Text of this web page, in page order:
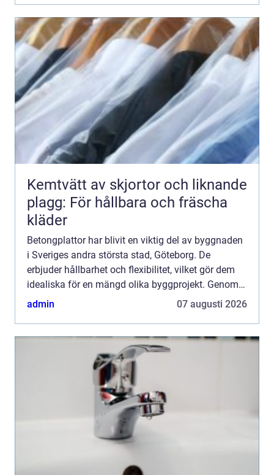
Kemtvätt av skjortor och liknande
plagg: För hållbara och fräscha
kläder
Betongplattor har blivit en viktig del av byggnaden
i Sveriges andra största stad, Göteborg. De
erbjuder hållbarhet och flexibilitet, vilket gör dem
idealiska för en mängd olika byggprojekt. Genom
ökad medvetenhet ...
admin 07 augusti 2026